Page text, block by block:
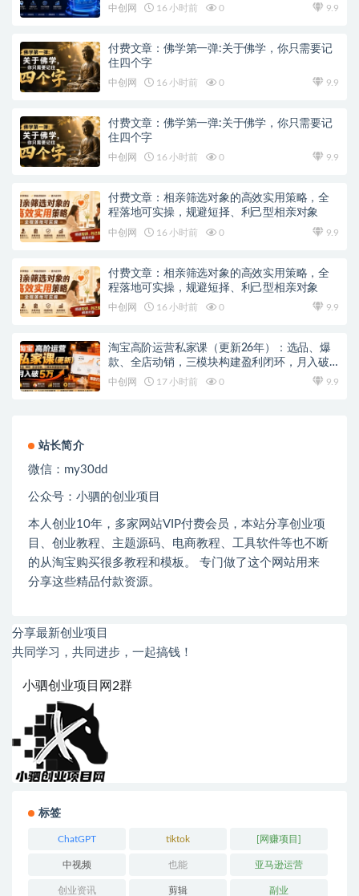
中创网 16 小时前 0 9.9
付费文章：佛学第一弹:关于佛学，你只需要记
住四个字
中创网 16 小时前 0 9.9
付费文章：佛学第一弹:关于佛学，你只需要记
住四个字
中创网 16 小时前 0 9.9
付费文章：相亲筛选对象的高效实用策略，全
程落地可实操，规避短择、利己型相亲对象
中创网 16 小时前 0 9.9
付费文章：相亲筛选对象的高效实用策略，全
程落地可实操，规避短择、利己型相亲对象
中创网 16 小时前 0 9.9
淘宝高阶运营私家课（更新26年）：选品、爆
款、全店动销，三模块构建盈利闭环，月入破5
万
中创网 17 小时前 0 9.9
站长简介
微信： my30dd
公众号：小驷的创业项目
本人创业10年，多家网站VIP付费会员，本站分享创业项
目、创业教程、主题源码、电商教程、工具软件等也不断
的从淘宝购买很多教程和模板。 专门做了这个网站用来
分享这些精品付款资源。
分享最新创业项目
共同学习，共同进步，一起搞钱！
小驷创业项目网2群
标签
ChatGPT tiktok [网赚项目]
中视频 也能 亚马逊运营
创业资讯 剪辑 副业